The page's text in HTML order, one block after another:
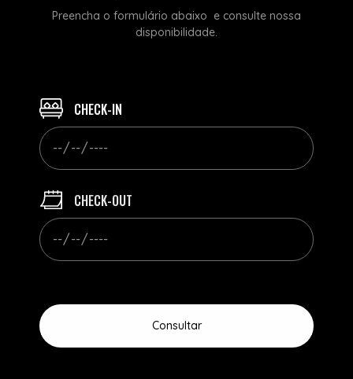
Preencha o formulário abaixo e consulte nossa
disponibilidade.
CHECK-IN
CHECK-OUT